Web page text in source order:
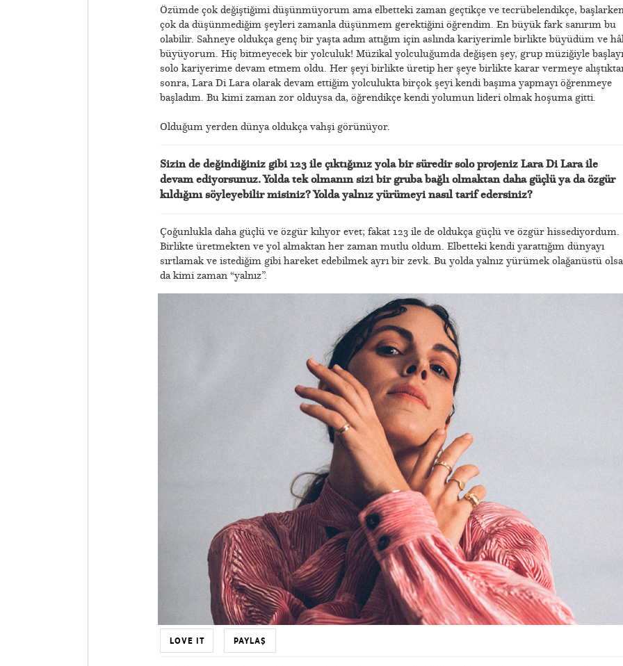
Özümde çok değiştiğimi düşünmüyorum ama elbetteki zaman geçtikçe ve tecrübelendikçe,
çok da düşünmediğim şeyleri zamanla düşünmem gerektiğini öğrendim. En büyük fark sanırım bu
olabilir. Sahneye oldukça genç bir yaşta adım attığım için aslında kariyerimle birlikte büyüdüm ve
büyüyorum. Hiç bitmeyecek bir yolculuk! Müzikal yolculuğumda değişen şey, grup müziğiyle
solo kariyerime devam etmem oldu. Her şeyi birlikte üretip her şeye birlikte karar vermeye
sonra, Lara Di Lara olarak devam ettiğim yolculukta birçok şeyi kendi başıma yapmayı öğrenmeye
başladım. Bu kimi zaman zor olduysa da, öğrendikçe kendi yolumun lideri olmak hoşuma gitti.
​Olduğum yerden dünya oldukça vahşi görünüyor.
Sizin de değindiğiniz gibi 123 ile çıktığınız yola bir süredir solo projeniz Lara Di Lara ile
devam ediyorsunuz. Yolda tek olmanın sizi bir gruba bağlı olmaktan daha güçlü ya da özgür
kıldığını söyleyebilir misiniz? Yolda yalnız yürümeyi nasıl tarif edersiniz?
Çoğunlukla daha güçlü ve özgür kılıyor evet; fakat 123 ile de oldukça güçlü ve özgür hissediyordum.
Birlikte üretmekten ve yol almaktan her zaman mutlu oldum. Elbetteki kendi yarattığım dünyayı
sırtlamak ve istediğim gibi hareket edebilmek ayrı bir zevk. Bu yolda yalnız yürümek olağanüstü olsa
da kimi zaman “yalnız”.
LOVE IT PAYLAŞ